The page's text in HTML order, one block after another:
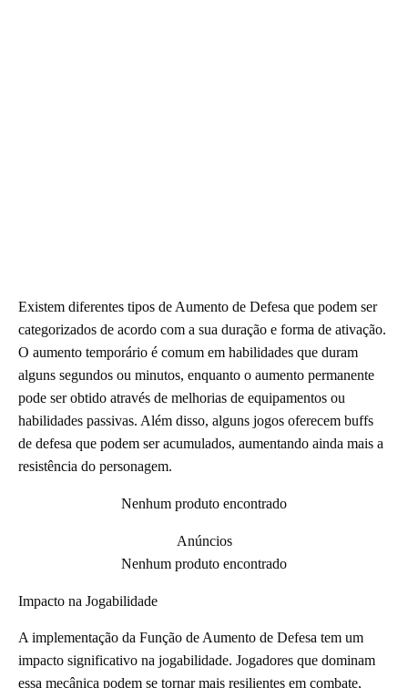
Existem diferentes tipos de Aumento de Defesa que podem ser
categorizados de acordo com a sua duração e forma de ativação.
O aumento temporário é comum em habilidades que duram
alguns segundos ou minutos, enquanto o aumento permanente
pode ser obtido através de melhorias de equipamentos ou
habilidades passivas. Além disso, alguns jogos oferecem buffs
de defesa que podem ser acumulados, aumentando ainda mais a
resistência do personagem.
Nenhum produto encontrado
Anúncios
Nenhum produto encontrado
Impacto na Jogabilidade
A implementação da Função de Aumento de Defesa tem um
impacto significativo na jogabilidade. Jogadores que dominam
essa mecânica podem se tornar mais resilientes em combate,